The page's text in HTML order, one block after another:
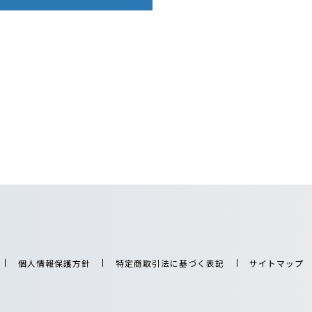
個人情報保護方針 特定商取引法に基づく表記 サイトマップ